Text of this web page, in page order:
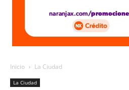
Inicio La Ciudad
La Ciudad